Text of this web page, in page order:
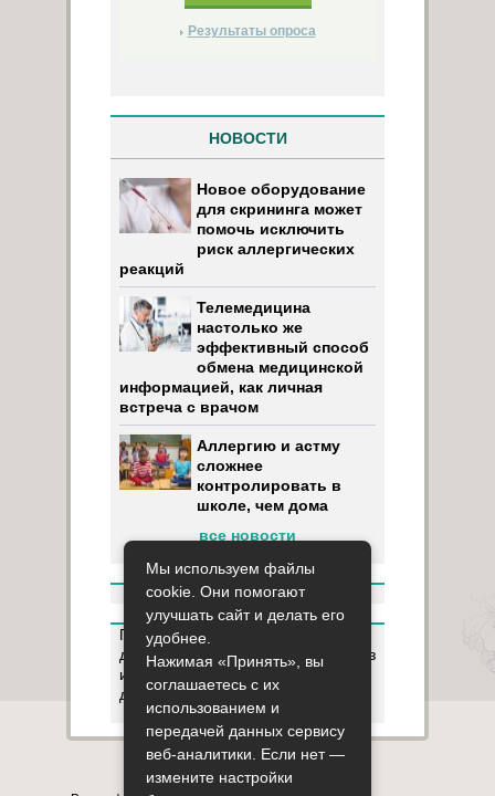
Результаты опроса
НОВОСТИ
Новое оборудование
для скрининга может
помочь исключить
риск аллергических
реакций
Телемедицина
настолько же
эффективный способ
обмена медицинской
информацией, как личная
встреча с врачом
Аллергию и астму
сложнее
контролировать в
школе, чем дома
все новости
Пользуясь данным ресурсом вы
даёте разрешение на сбор, анализ
и хранение своих персональных
данных согласно Правилам
Карта сайта О сайте Контакты
Мы используем файлы
cookie. Они помогают
улучшать сайт и делать его
удобнее.
Нажимая «Принять», вы
соглашаетесь с их
использованием и
передачей данных сервису
веб-аналитики. Если нет —
измените настройки